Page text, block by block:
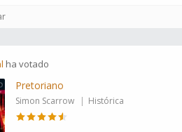
ha votado
Pretoriano
Simon Scarrow Histórica